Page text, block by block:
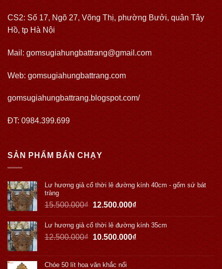
CS2: Số 17, Ngõ 27, Võng Thị, phường Bưởi, quận Tây
Hồ, tp Hà Nội
Mail: gomsugiahungbattrang@gmail.com
Web:gomsugiahungbattrang.com
gomsugiahungbattrang.blogspot.com/
ĐT: 0984.399.699
SẢN PHẨM BÁN CHẠY
Lư hương giả cổ thời lê đường kính 40cm - gốm sứ bát
tràng
15.500.000₫ 12.500.000₫
Lư hương giả cổ thời lê đường kính 35cm
12.500.000₫ 10.500.000₫
Chóe 50 lít hoa văn khắc nổi